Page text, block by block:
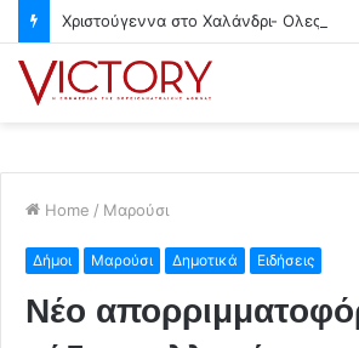
Home / Μαρούσι
Δήμοι Μαρούσι Δημοτικά Ειδήσεις
Νέο